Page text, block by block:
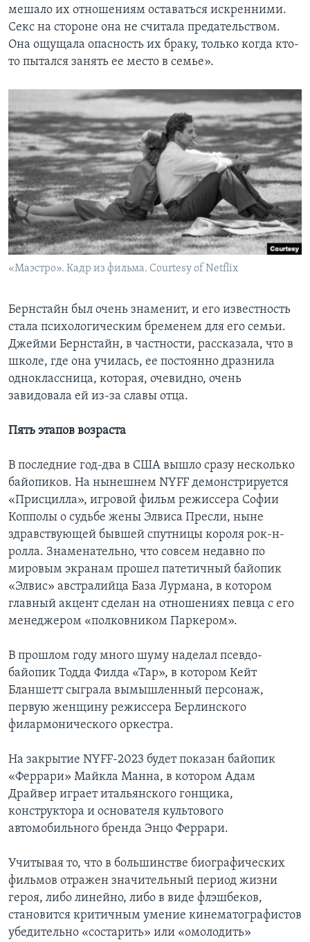
мешало их отношениям оставаться искренними.
Секс на стороне она не считала предательством.
Она ощущала опасность их браку, только когда кто-
то пытался занять ее место в семье».
«Маэстро». Кадр из фильма. Courtesy of Netflix
Бернстайн был очень знаменит, и его известность
стала психологическим бременем для его семьи.
Джейми Бернстайн, в частности, рассказала, что в
школе, где она училась, ее постоянно дразнила
одноклассница, которая, очевидно, очень
завидовала ей из-за славы отца.
Пять этапов возраста
В последние год-два в США вышло сразу несколько
байопиков. На нынешнем NYFF демонстрируется
«Присцилла», игровой фильм режиссера Софии
Копполы о судьбе жены Элвиса Пресли, ныне
здравствующей бывшей спутницы короля рок-н-
ролла. Знаменательно, что совсем недавно по
мировым экранам прошел патетичный байопик
«Элвис» австралийца База Лурмана, в котором
главный акцент сделан на отношениях певца с его
менеджером «полковником Паркером».
В прошлом году много шуму наделал псевдо-
байопик Тодда Филда «Тар», в котором Кейт
Бланшетт сыграла вымышленный персонаж,
первую женщину режиссера Берлинского
филармонического оркестра.
На закрытие NYFF-2023 будет показан байопик
«Феррари» Майкла Манна, в котором Адам
Драйвер играет итальянского гонщика,
конструктора и основателя культового
автомобильного бренда Энцо Феррари.
Учитывая то, что в большинстве биографических
фильмов отражен значительный период жизни
героя, либо линейно, либо в виде флэшбеков,
становится критичным умение кинематографистов
убедительно «состарить» или «омолодить»